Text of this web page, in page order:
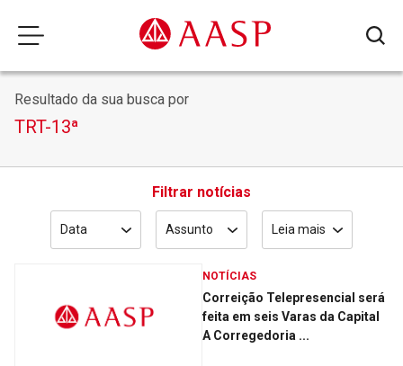
Resultado da sua busca por
TRT-13ª
Filtrar notícias
Data Assunto Leia mais
NOTÍCIAS
Correição Telepresencial será
feita em seis Varas da Capital
A Corregedoria ...